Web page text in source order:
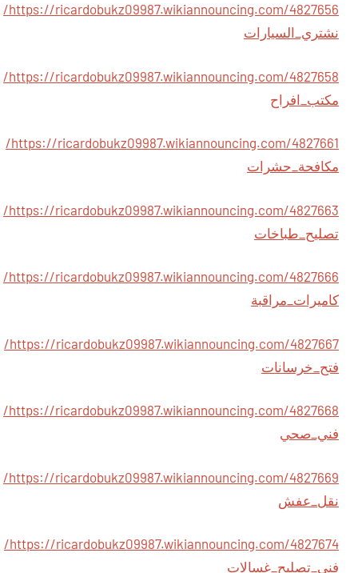
https://ricardobukz09987.wikiannouncing.com/4827656/
نشتري_السيارات
https://ricardobukz09987.wikiannouncing.com/4827658/
مكتب_افراح
https://ricardobukz09987.wikiannouncing.com/4827661/
مكافحة_حشرات
https://ricardobukz09987.wikiannouncing.com/4827663/
تصليح_طباخات
https://ricardobukz09987.wikiannouncing.com/4827666/
كاميرات_مراقبة
https://ricardobukz09987.wikiannouncing.com/4827667/
فتح_خرسانات
https://ricardobukz09987.wikiannouncing.com/4827668/
فني_صحي
https://ricardobukz09987.wikiannouncing.com/4827669/
نقل_عفش
https://ricardobukz09987.wikiannouncing.com/4827674/
فني_تصليح_غسالات